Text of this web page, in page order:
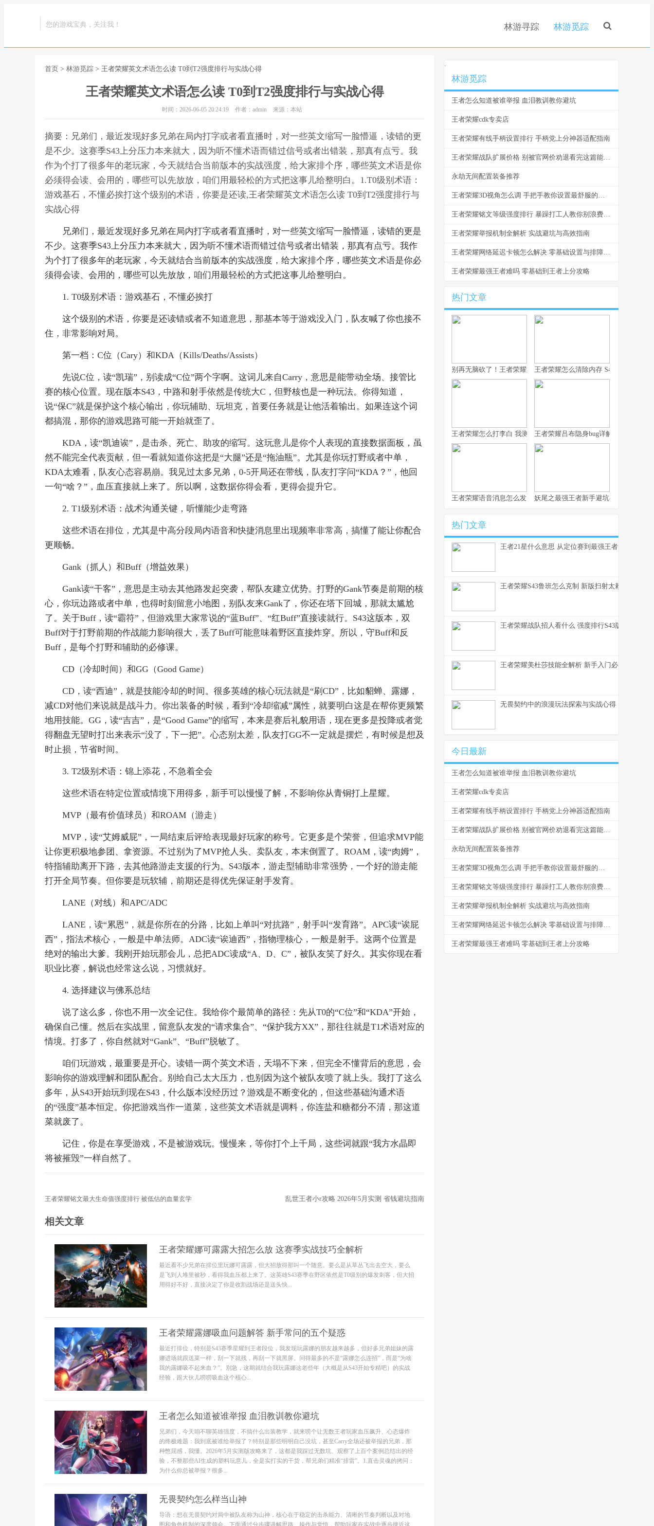
您的游戏宝典，关注我！ 林游寻踪 林游觅踪
首页 > 林游觅踪 > 王者荣耀英文术语怎么读 T0到T2强度排行与实战心得
王者荣耀英文术语怎么读 T0到T2强度排行与实战心得
时间：2026-06-05 20:24:19 作者：admin 来源：本站
摘要：兄弟们，最近发现好多兄弟在局内打字或者看直播时，对一些英文缩写一脸懵逼，读错的更
是不少。这赛季S43上分压力本来就大，因为听不懂术语而错过信号或者出错装，那真有点亏。我
作为个打了很多年的老玩家，今天就结合当前版本的实战强度，给大家排个序，哪些英文术语是你
必须得会读、会用的，哪些可以先放放，咱们用最轻松的方式把这事儿给整明白。1.T0级别术语：
游戏基石，不懂必挨打这个级别的术语，你要是还读,王者荣耀英文术语怎么读 T0到T2强度排行与
实战心得
兄弟们，最近发现好多兄弟在局内打字或者看直播时，对一些英文缩写一脸懵逼，读错的更是
不少。这赛季S43上分压力本来就大，因为听不懂术语而错过信号或者出错装，那真有点亏。我作
为个打了很多年的老玩家，今天就结合当前版本的实战强度，给大家排个序，哪些英文术语是你必
须得会读、会用的，哪些可以先放放，咱们用最轻松的方式把这事儿给整明白。
1. T0级别术语：游戏基石，不懂必挨打
这个级别的术语，你要是还读错或者不知道意思，那基本等于游戏没入门，队友喊了你也接不
住，非常影响对局。
第一档：C位（Cary）和KDA（Kills/Deaths/Assists）
先说C位，读“凯瑞”，别读成“C位”两个字啊。这词儿来自Carry，意思是能带动全场、接管比
赛的核心位置。现在版本S43，中路和射手依然是传统大C，但野核也是一种玩法。你得知道，
说“保C”就是保护这个核心输出，你玩辅助、玩坦克，首要任务就是让他活着输出。如果连这个词
都搞混，那你的游戏思路可能一开始就歪了。
KDA，读“凯迪诶”，是击杀、死亡、助攻的缩写。这玩意儿是你个人表现的直接数据面板，虽
然不能完全代表贡献，但一看就知道你这把是“大腿”还是“拖油瓶”。尤其是你玩打野或者中单，
KDA太难看，队友心态容易崩。我见过太多兄弟，0-5开局还在带线，队友打字问“KDA？”，他回
一句“啥？”，血压直接就上来了。所以啊，这数据你得会看，更得会提升它。
2. T1级别术语：战术沟通关键，听懂能少走弯路
这些术语在排位，尤其是中高分段局内语音和快捷消息里出现频率非常高，搞懂了能让你配合
更顺畅。
Gank（抓人）和Buff（增益效果）
Gank读“干客”，意思是主动去其他路发起突袭，帮队友建立优势。打野的Gank节奏是前期的核
心，你玩边路或者中单，也得时刻留意小地图，别队友来Gank了，你还在塔下回城，那就太尴尬
了。关于Buff，读“霸符”，但游戏里大家常说的“蓝Buff”、“红Buff”直接读就行。S43这版本，双
Buff对于打野前期的作战能力影响很大，丢了Buff可能意味着野区直接炸穿。所以，守Buff和反
Buff，是每个打野和辅助的必修课。
CD（冷却时间）和GG（Good Game）
CD，读“西迪”，就是技能冷却的时间。很多英雄的核心玩法就是“刷CD”，比如貂蝉、露娜，
减CD对他们来说就是战斗力。你出装备的时候，看到“冷却缩减”属性，就要明白这是在帮你更频繁
地用技能。GG，读“吉吉”，是“Good Game”的缩写，本来是赛后礼貌用语，现在更多是投降或者觉
得翻盘无望时打出来表示“没了，下一把”。心态别太差，队友打GG不一定就是摆烂，有时候是想及
时止损，节省时间。
3. T2级别术语：锦上添花，不急着全会
这些术语在特定位置或情境下用得多，新手可以慢慢了解，不影响你从青铜打上星耀。
MVP（最有价值球员）和ROAM（游走）
MVP，读“艾姆威屁”，一局结束后评给表现最好玩家的称号。它更多是个荣誉，但追求MVP能
让你更积极地参团、拿资源。不过别为了MVP抢人头、卖队友，本末倒置了。ROAM，读“肉姆”，
特指辅助离开下路，去其他路游走支援的行为。S43版本，游走型辅助非常强势，一个好的游走能
打开全局节奏。但你要是玩软辅，前期还是得优先保证射手发育。
LANE（对线）和APC/ADC
LANE，读“累恩”，就是你所在的分路，比如上单叫“对抗路”，射手叫“发育路”。APC读“诶屁
西”，指法术核心，一般是中单法师。ADC读“诶迪西”，指物理核心，一般是射手。这两个位置是
绝对的输出大爹。我刚开始玩那会儿，总把ADC读成“A、D、C”，被队友笑了好久。其实你现在看
职业比赛，解说也经常这么说，习惯就好。
4. 选择建议与佛系总结
说了这么多，你也不用一次全记住。我给你个最简单的路径：先从T0的“C位”和“KDA”开始，
确保自己懂。然后在实战里，留意队友发的“请求集合”、“保护我方XX”，那往往就是T1术语对应的
情境。打多了，你自然就对“Gank”、“Buff”脱敏了。
咱们玩游戏，最重要是开心。读错一两个英文术语，天塌不下来，但完全不懂背后的意思，会
影响你的游戏理解和团队配合。别给自己太大压力，也别因为这个被队友喷了就上头。我打了这么
多年，从S43开始玩到现在S43，什么版本没经历过？游戏是不断变化的，但这些基础沟通术语
的“强度”基本恒定。你把游戏当作一道菜，这些英文术语就是调料，你连盐和糖都分不清，那这道
菜就废了。
记住，你是在享受游戏，不是被游戏玩。慢慢来，等你打个上千局，这些词就跟“我方水晶即
将被摧毁”一样自然了。
王者荣耀铭文最大生命值强度排行 被低估的血量玄学 乱世王者小r攻略 2026年5月实测 省钱避坑指南
相关文章
王者荣耀娜可露露大招怎么放 这赛季实战技巧全解析
最近看不少兄弟在排位里玩娜可露露，但大招放得那叫一个随意。要么是从草丛飞出去空大，要么
是飞到人堆里被秒，看得我血压都上来了。这英雄S43赛季在野区依然是T0级别的爆发刺客，但大招
用得好不好，直接决定了你是收割战场还是送头快...
王者荣耀露娜吸血问题解答 新手常问的五个疑惑
最近打排位，特别是S43赛季星耀到王者段位，我发现玩露娜的朋友越来越多，但好多兄弟姐妹的露
娜进场就跟送菜一样，刮一下就残，再刮一下就黑屏。问得最多的不是“露娜怎么连招”，而是“为啥
我的露娜吸不起来血？”。别急，这期就结合我玩露娜这老些年（大概是从S43开始专精吧）的实战
经验，跟大伙儿唠唠吸血这个核心...
王者怎么知道被谁举报 血泪教训教你避坑
兄弟们，今天咱不聊英雄强度，不搞什么出装教学，就来唠个让无数王者玩家血压飙升、心态爆炸
的终极难题：我到底被谁给举报了？特别是那些明明自己没坑，甚至Carry全场还被举报的兄弟，那
种憋屈感，我懂。2026年5月实测版攻略来了，这都是我踩过无数坑、观察了上百个案例总结出的经
验，不整那些AI生成的塑料玩意儿，全是实打实的干货，帮兄弟们精准“排雷”。1.直击灵魂的拷问：
为什么你总被举报？很多...
无畏契约怎么样当山神
导语：想在无畏契约对局中被队友称为山神，核心在于稳定的击杀能力、清晰的节奏判断以及对地
图和角色机制的深度领会。下面通过分步骤讲解思路、操作与觉悟，帮助玩家在实战中逐步接近这
.
林游觅踪
王者怎么知道被谁举报 血泪教训教你避坑
王者荣耀cdk专卖店
王者荣耀有线手柄设置排行 手柄党上分神器适配指南
王者荣耀战队扩展价格 别被官网价劝退看完这篇能省一半
永劫无间配置装备推荐
王者荣耀3D视角怎么调 手把手教你设置最舒服的视角
王者荣耀铭文等级强度排行 暴躁打工人教你别浪费金币
王者荣耀举报机制全解析 实战避坑与高效指南
王者荣耀网络延迟卡顿怎么解决 零基础设置与排障指南
王者荣耀最强王者难吗 零基础到王者上分攻略
热门文章
别再无脑砍了！王者荣耀如何用凯，我这10年心得全在这了！
王者荣耀怎么清除内存 S43赛季防卡顿
王者荣耀怎么打李白 我测了100把的克制方法王者荣耀吕布隐身bug详解 老玩家常见
王者荣耀语音消息怎么发 这赛季S43的沟通优化细节你得知道
妖尾之最强王者新手避坑与实战心得
热门文章
王者21星什么意思 从定位赛到最强王者的段位全解
王者荣耀S43鲁班怎么克制 新版扫射太赖了这些英
王者荣耀战队招人看什么 强度排行S43版本上分密
王者荣耀美杜莎技能全解析 新手入门必看教学
无畏契约中的浪漫玩法探索与实战心得
今日最新
王者怎么知道被谁举报 血泪教训教你避坑
王者荣耀cdk专卖店
王者荣耀有线手柄设置排行 手柄党上分神器适配指南
王者荣耀战队扩展价格 别被官网价劝退看完这篇能省一半
永劫无间配置装备推荐
王者荣耀3D视角怎么调 手把手教你设置最舒服的视角
王者荣耀铭文等级强度排行 暴躁打工人教你别浪费金币
王者荣耀举报机制全解析 实战避坑与高效指南
王者荣耀网络延迟卡顿怎么解决 零基础设置与排障指南
王者荣耀最强王者难吗 零基础到王者上分攻略